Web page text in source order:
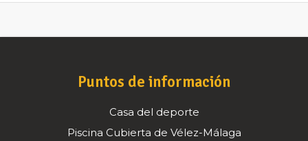
Puntos de información
Casa del deporte
Piscina Cubierta de Vélez-Málaga